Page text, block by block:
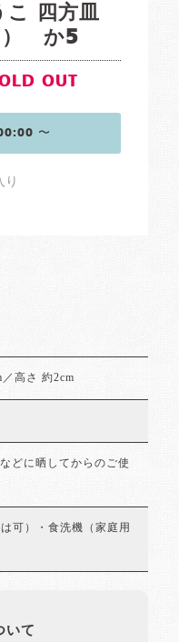
こ 四方皿
） か5
OUT
〜
り
高さ 約2cm
どに晒してからのご使
可）・食洗機（家庭用
いて